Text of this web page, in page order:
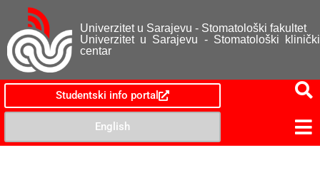
Univerzitet u Sarajevu - Stomatološki fakultet
Univerzitet u Sarajevu - Stomatološki klinički
centar
Studentski info portal
English